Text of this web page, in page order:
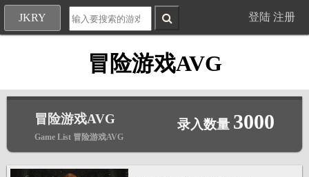
JKRY 登陆 注册
冒险游戏AVG
冒险游戏AVG
Game List 冒险游戏AVG
录入数量 3000